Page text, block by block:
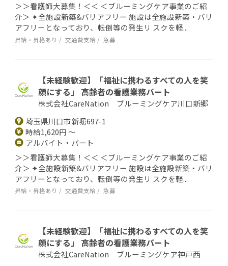
＞＞看護師大募集！＜＜ ＜ブルーミングケア事業のご紹
介＞ ✦全施設新築&バリアフリー 施設は全施設新築・バリ
アフリーとなっており、転倒等の発生リ スクを軽...
昇給・昇格あり 交通費支給 急募
【未経験歓迎】「福祉に携わるすべての人を笑
顔にする」 高齢者の看護業務パート
株式会社CareNation ブルーミングケア川口新郷
埼玉県川口市新堀697-1
時給1,620円 ～
アルバイト・パート
＞＞看護師大募集！＜＜ ＜ブルーミングケア事業のご紹
介＞ ✦全施設新築&バリアフリー 施設は全施設新築・バリ
アフリーとなっており、転倒等の発生リ スクを軽...
昇給・昇格あり 交通費支給 急募
【未経験歓迎】「福祉に携わるすべての人を笑
顔にする」 高齢者の看護業務パート
株式会社CareNation ブルーミングケア神戸西